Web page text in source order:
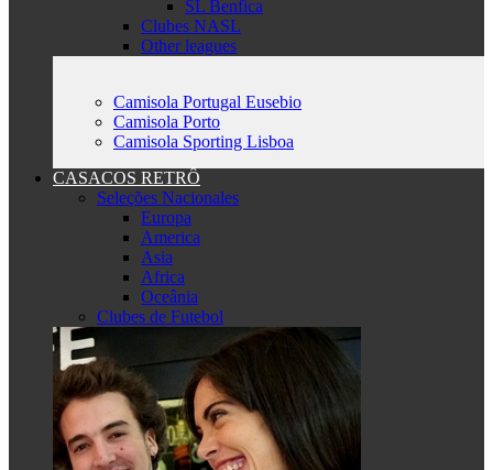
SL Benfica
Clubes NASL
Other leagues
Camisola Portugal Eusebio
Camisola Porto
Camisola Sporting Lisboa
CASACOS RETRÔ
Seleções Nacionales
Europa
America
Asia
Africa
Oceânia
Clubes de Futebol